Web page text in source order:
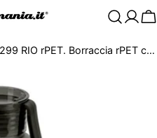
G94299 RIO rPET. Borraccia rPET con finitura opaca 600 mL